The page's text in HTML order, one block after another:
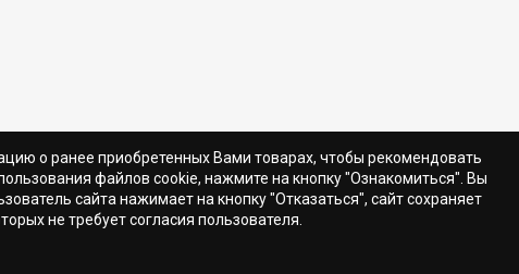
защищены.
о ранее приобретенных Вами товарах, чтобы рекомендовать
файлов cookie, нажмите на кнопку "Ознакомиться". Вы
сайта нажимает на кнопку "Отказаться", сайт сохраняет
не требует согласия пользователя.